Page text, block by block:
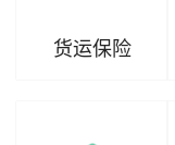
货运保险